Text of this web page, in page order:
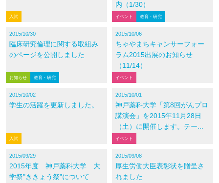
入試
内（1/30）
イベント 教育・研究
2015/10/30
臨床研究倫理に関する取組み
のページを公開しました
お知らせ 教育・研究
2015/10/06
ちゃやまちキャンサーフォー
ラム2015出展のお知らせ
（11/14）
イベント
2015/10/02
学生の活躍を更新しました。
入試
2015/10/01
神戸薬科大学「第8回がんプロ
講演会」を2015年11月28日
（土）に開催します。テー...
イベント
2015/09/29
2015年度 神戸薬科大学 大
学祭"ききょう祭"について
2015/09/08
厚生労働大臣表彰状を贈呈さ
れました